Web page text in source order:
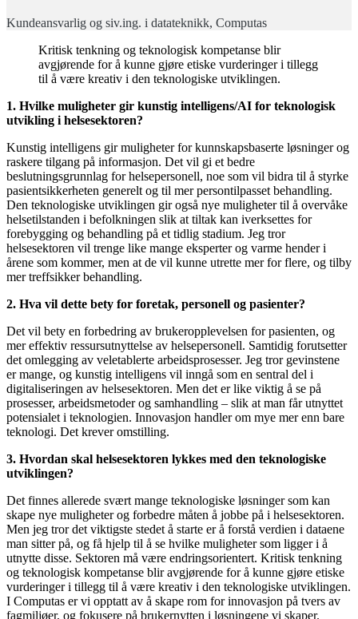
Kundeansvarlig og siv.ing. i datateknikk, Computas
Kritisk tenkning og teknologisk kompetanse blir
avgjørende for å kunne gjøre etiske vurderinger i tillegg
til å være kreativ i den teknologiske utviklingen.
1. Hvilke muligheter gir kunstig intelligens/AI for teknologisk
utvikling i helsesektoren?
Kunstig intelligens gir muligheter for kunnskapsbaserte løsninger og
raskere tilgang på informasjon. Det vil gi et bedre
beslutningsgrunnlag for helsepersonell, noe som vil bidra til å styrke
pasientsikkerheten generelt og til mer persontilpasset behandling.
Den teknologiske utviklingen gir også nye muligheter til å overvåke
helsetilstanden i befolkningen slik at tiltak kan iverksettes for
forebygging og behandling på et tidlig stadium. Jeg tror
helsesektoren vil trenge like mange eksperter og varme hender i
årene som kommer, men at de vil kunne utrette mer for flere, og tilby
mer treffsikker behandling.
2. Hva vil dette bety for foretak, personell og pasienter?
Det vil bety en forbedring av brukeropplevelsen for pasienten, og
mer effektiv ressursutnyttelse av helsepersonell. Samtidig forutsetter
det omlegging av veletablerte arbeidsprosesser. Jeg tror gevinstene
er mange, og kunstig intelligens vil inngå som en sentral del i
digitaliseringen av helsesektoren. Men det er like viktig å se på
prosesser, arbeidsmetoder og samhandling – slik at man får utnyttet
potensialet i teknologien. Innovasjon handler om mye mer enn bare
teknologi. Det krever omstilling.
3. Hvordan skal helsesektoren lykkes med den teknologiske
utviklingen?
Det finnes allerede svært mange teknologiske løsninger som kan
skape nye muligheter og forbedre måten å jobbe på i helsesektoren.
Men jeg tror det viktigste stedet å starte er å forstå verdien i dataene
man sitter på, og få hjelp til å se hvilke muligheter som ligger i å
utnytte disse. Sektoren må være endringsorientert. Kritisk tenkning
og teknologisk kompetanse blir avgjørende for å kunne gjøre etiske
vurderinger i tillegg til å være kreativ i den teknologiske utviklingen.
I Computas er vi opptatt av å skape rom for innovasjon på tvers av
fagmiljøer, og fokusere på brukernytten i løsningene vi skaper.